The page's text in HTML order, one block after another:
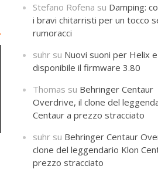
Stefano Rofena su Damping:
i bravi chitarristi per un tocco
rumoracci
suhr su Nuovi suoni per Helix
disponibile il firmware 3.80
Thomas su Behringer Centaur
Overdrive, il clone del
Centaur a prezzo stracciato
suhr su Behringer Centaur
clone del leggendario Klon
prezzo stracciato